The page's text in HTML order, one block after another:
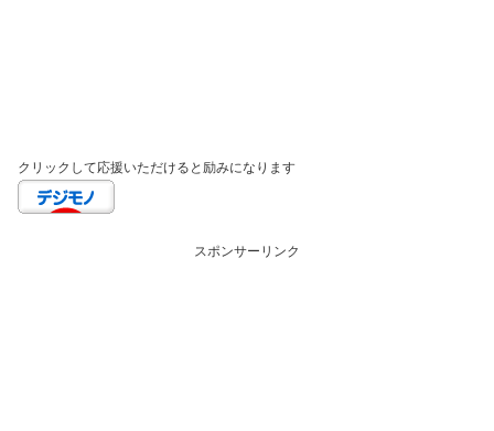
クリックして応援いただけると励みになります
スポンサーリンク